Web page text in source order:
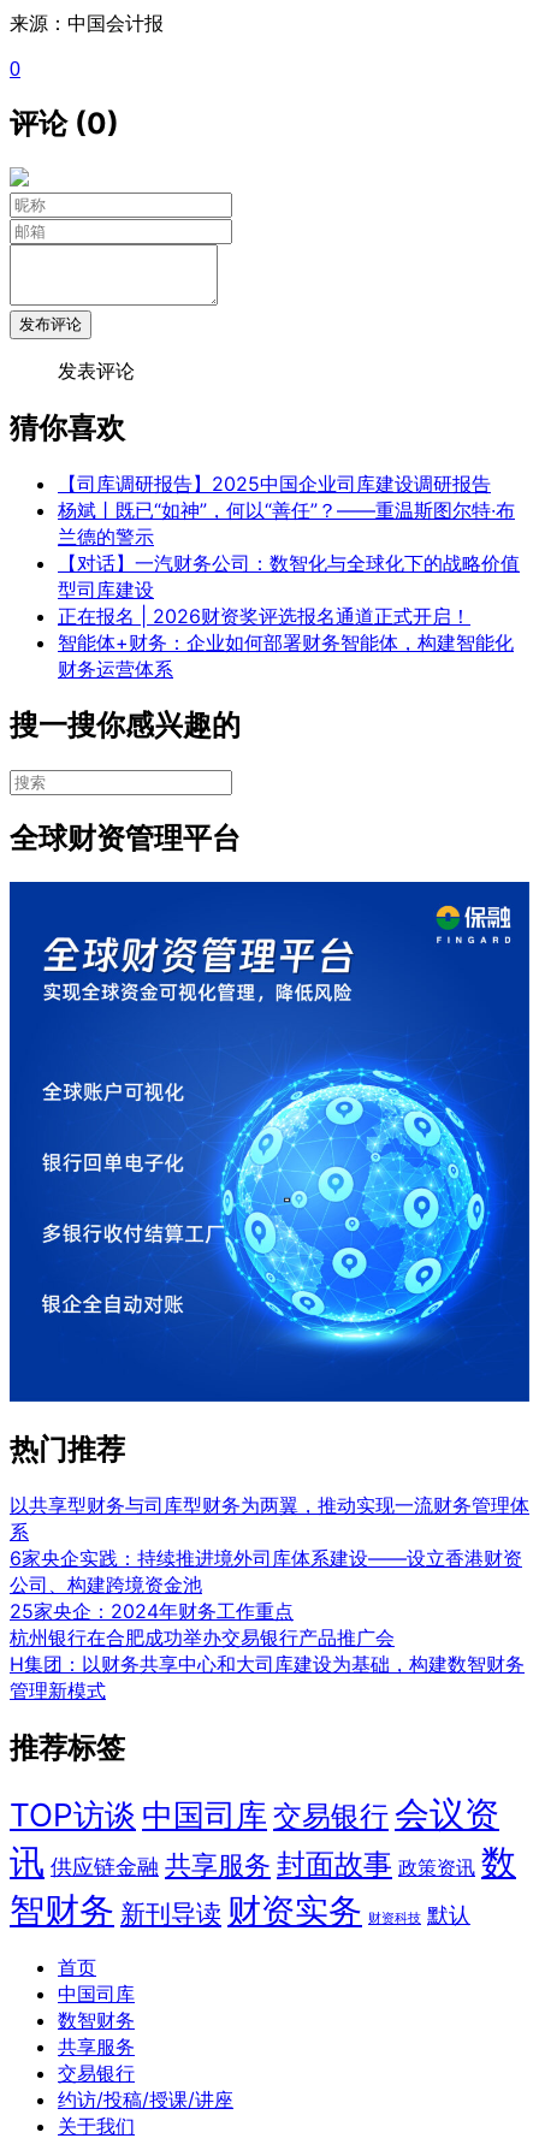
来源：中国会计报
0
评论 (0)
发布评论
发表评论
猜你喜欢
【司库调研报告】2025中国企业司库建设调研报告
杨斌丨既已“如神”，何以“善任”？——重温斯图尔特·布
兰德的警示
【对话】一汽财务公司：数智化与全球化下的战略价值
型司库建设
正在报名 | 2026财资奖评选报名通道正式开启！
智能体+财务：企业如何部署财务智能体，构建智能化
财务运营体系
搜一搜你感兴趣的
全球财资管理平台
热门推荐
以共享型财务与司库型财务为两翼，推动实现一流财务管理体
系
6家央企实践：持续推进境外司库体系建设——设立香港财资
公司、构建跨境资金池
25家央企：2024年财务工作重点
杭州银行在合肥成功举办交易银行产品推广会
H集团：以财务共享中心和大司库建设为基础，构建数智财务
管理新模式
推荐标签
TOP访谈 中国司库 交易银行会议资
讯 供应链金融 共享服务 封面故事 政策资讯 数
智财务 新刊导读 财资实务 财资科技 默认
首页
中国司库
数智财务
共享服务
交易银行
约访/投稿/授课/讲座
关于我们